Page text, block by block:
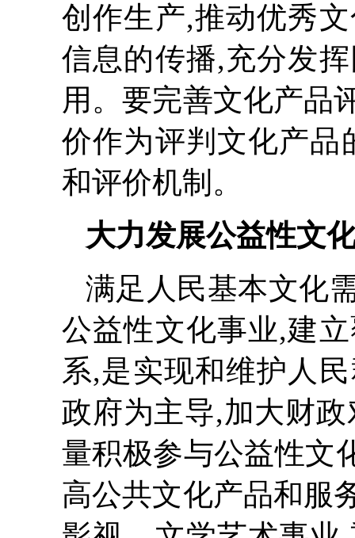
创作生产,推动优秀
信息的传播,充分发
用。要完善文化产品
价作为评判文化产品
和评价机制。
大力发展公益性文
满足人民基本文化
公益性文化事业,建
系,是实现和维护人
政府为主导,加大财
量积极参与公益性文
高公共文化产品和服